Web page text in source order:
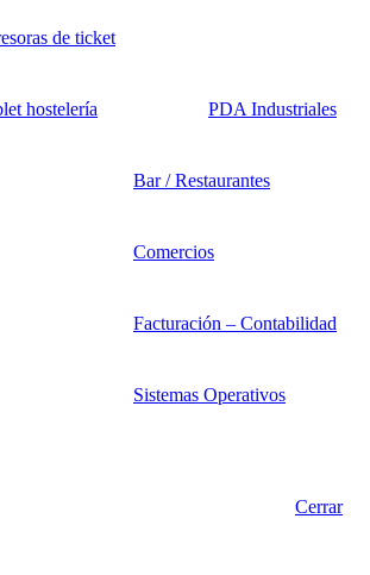
de ticket
hostelería PDA Industriales
Bar / Restaurantes
Comercios
Facturación – Contabilidad
Sistemas Operativos
Cerrar